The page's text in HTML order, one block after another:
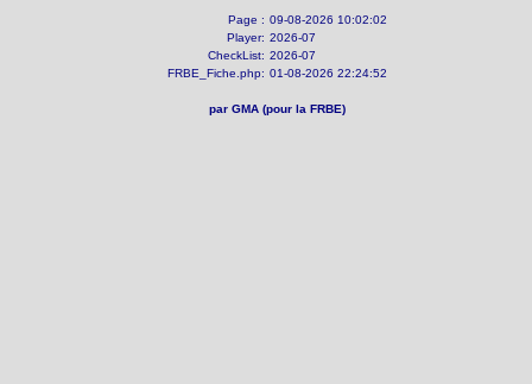
Page : 09-08-2026 10:02:02
Player: 2026-07
CheckList: 2026-07
FRBE_Fiche.php: 01-08-2026 22:24:52
par GMA (pour la FRBE)